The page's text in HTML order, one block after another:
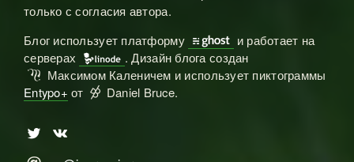
только с согласия автора.
Блог использует платформу  и работает на
серверах
 . Дизайн блога создан
ℳ Максимом Каленичем и использует пиктограммы
Entypo+ от  Daniel Bruce.
🅃 🅅